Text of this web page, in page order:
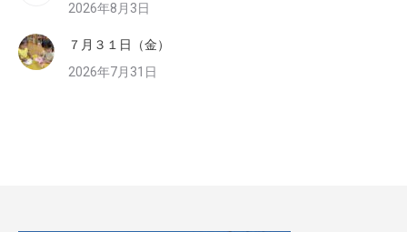
2026年8月3日
７月３１日（金）
2026年7月31日